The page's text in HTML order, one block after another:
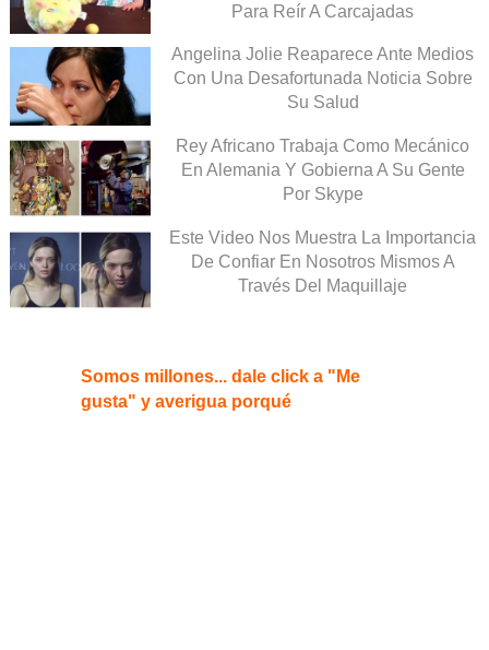
Para Reír A Carcajadas
Angelina Jolie Reaparece Ante Medios
Con Una Desafortunada Noticia Sobre
Su Salud
Rey Africano Trabaja Como Mecánico
En Alemania Y Gobierna A Su Gente
Por Skype
Este Video Nos Muestra La Importancia
De Confiar En Nosotros Mismos A
Través Del Maquillaje
Somos millones... dale click a "Me
gusta" y averigua porqué